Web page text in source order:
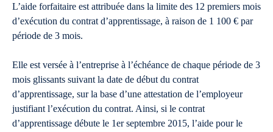
L’aide forfaitaire est attribuée dans la limite des 12 premiers mois
d’exécution du contrat d’apprentissage, à raison de 1 100 € par
période de 3 mois.
Elle est versée à l’entreprise à l’échéance de chaque période de 3
mois glissants suivant la date de début du contrat
d’apprentissage, sur la base d’une attestation de l’employeur
justifiant l’exécution du contrat. Ainsi, si le contrat
d’apprentissage débute le 1er septembre 2015, l’aide pour le